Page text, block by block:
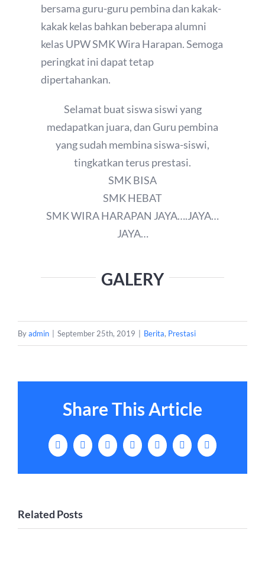
bersama guru-guru pembina dan kakak-
kakak kelas bahkan beberapa alumni
kelas UPW SMK Wira Harapan. Semoga
peringkat ini dapat tetap
dipertahankan.
Selamat buat siswa siswi yang
medapatkan juara, dan Guru pembina
yang sudah membina siswa-siswi,
tingkatkan terus prestasi.
SMK BISA
SMK HEBAT
SMK WIRA HARAPAN JAYA….JAYA…
JAYA…
GALERY
Byadmin September 25th, 2019 Berita, Prestasi
Share This Article
Facebook
X LinkedInTumblrPinterestVk Email
Related Posts